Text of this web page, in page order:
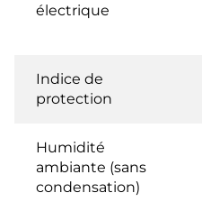
électrique
Indice de
protection
Humidité
ambiante (sans
condensation)